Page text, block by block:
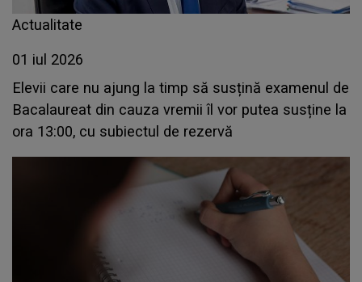
Actualitate
01 iul 2026
Elevii care nu ajung la timp să susțină examenul de
Bacalaureat din cauza vremii îl vor putea susține la
ora 13:00, cu subiectul de rezervă